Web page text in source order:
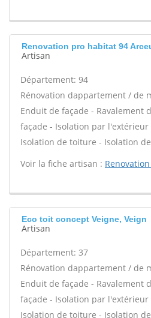
Renovation pro habitat 94
Artisan
Département: 94
Rénovation dappartement / de
Enduit de façade - Ravalement
façade - Isolation par l'extérieur
Isolation de toiture - Isolation
Voir la fiche artisan :
Eco toit concept Veigne, Veign
Artisan
Département: 37
Rénovation dappartement / de
Enduit de façade - Ravalement
façade - Isolation par l'extérieur
Isolation de toiture - Isolation